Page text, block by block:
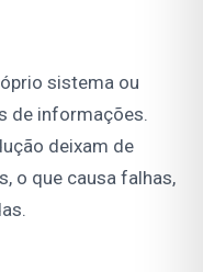
sistema ou
de informações.
deixam de
o que causa falhas,